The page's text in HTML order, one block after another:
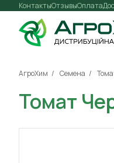
Контакты Оплата
Отзывы
АгроХим Семена
Томат